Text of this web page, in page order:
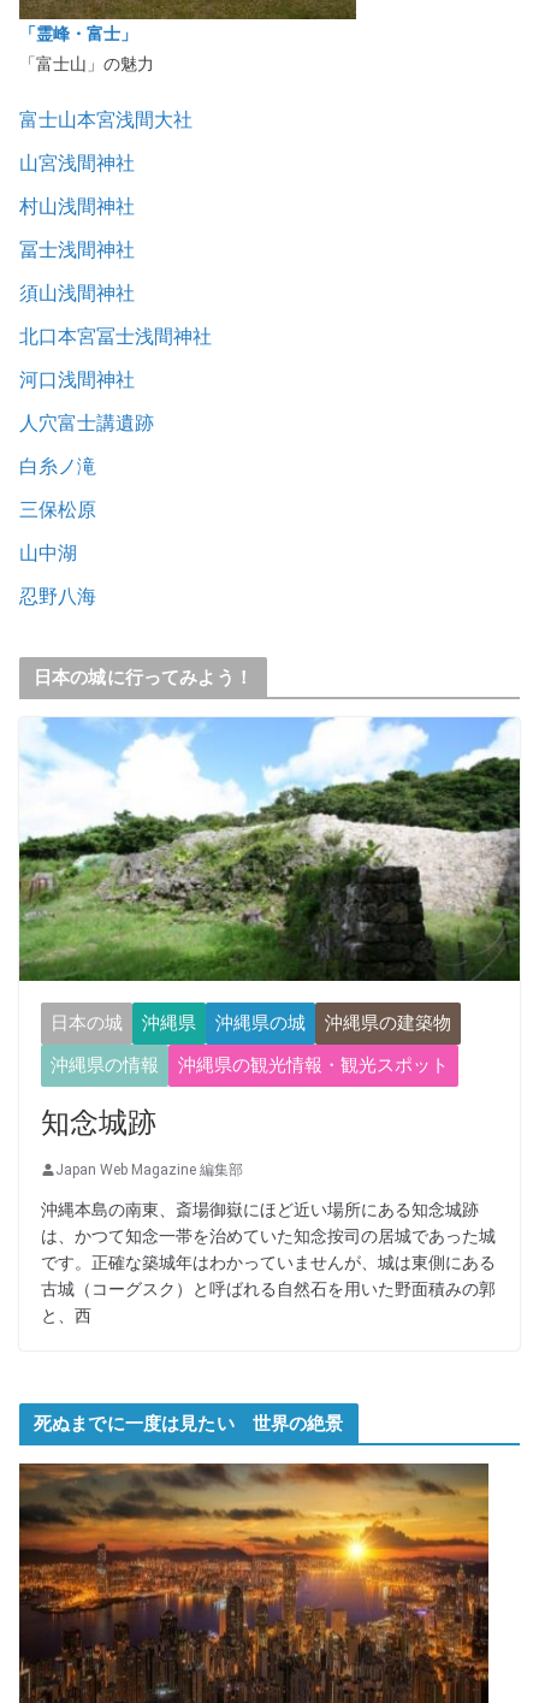
「霊峰・富士」
「富士山」の魅力
富士山本宮浅間大社
山宮浅間神社
村山浅間神社
冨士浅間神社
須山浅間神社
北口本宮冨士浅間神社
河口浅間神社
人穴富士講遺跡
白糸ノ滝
三保松原
山中湖
忍野八海
日本の城に行ってみよう！
日本の城 沖縄県 沖縄県の城
沖縄県の建築物
沖縄県の情報
沖縄県の観光情報・観光スポット
知念城跡
Japan Web Magazine 編集部
沖縄本島の南東、斎場御嶽にほど近い場所にある知念城跡
は、かつて知念一帯を治めていた知念按司の居城であった城
です。正確な築城年はわかっていませんが、城は東側にある
古城（コーグスク）と呼ばれる自然石を用いた野面積みの郭
と、西
死ぬまでに一度は見たい 世界の絶景